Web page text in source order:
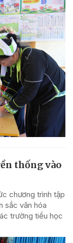
thống vào
chương trình tập
sắc văn hóa
trường tiểu học